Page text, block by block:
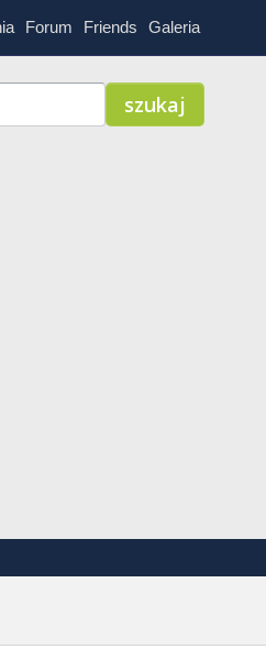
Forum Friends Galeria